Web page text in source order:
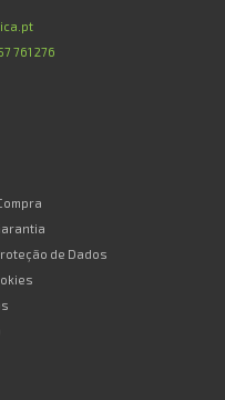
761 276
de Dados